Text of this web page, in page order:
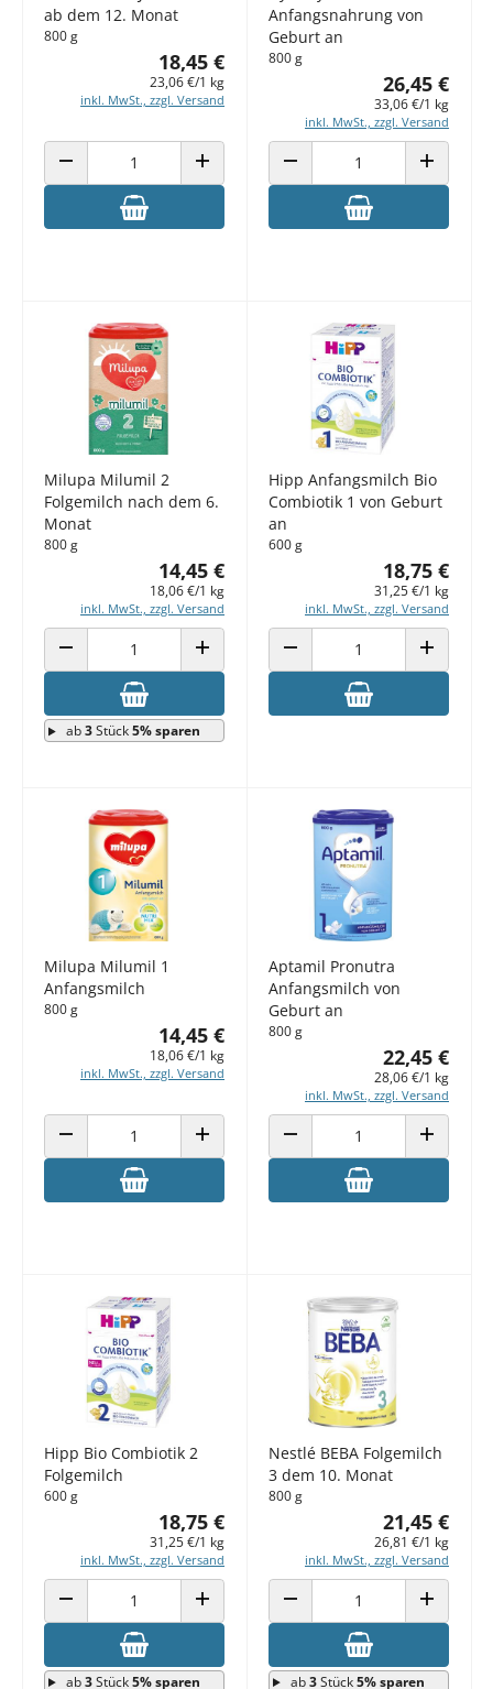
ab dem 12. Monat
800 g
18,45 €
23,06 €/1 kg
inkl. MwSt., zzgl. Versand
ANZAHL VERRINGERN ANZAHL ERHÖHEN
Anfangsnahrung von
Geburt an
800 g
26,45 €
33,06 €/1 kg
inkl. MwSt., zzgl. Versand
ANZAHL VERRINGERN ANZAHL
Milupa Milumil 2
Folgemilch nach dem 6.
Monat
800 g
14,45 €
18,06 €/1 kg
inkl. MwSt., zzgl. Versand
ANZAHL VERRINGERN ANZAHL ERHÖHEN
ab3Stück5% sparen
Hipp Anfangsmilch Bio
Combiotik 1 von Geburt
an
600 g
18,75 €
31,25 €/1 kg
inkl. MwSt., zzgl. Versand
ANZAHL VERRINGERN ANZAHL
Milupa Milumil 1
Anfangsmilch
800 g
14,45 €
18,06 €/1 kg
inkl. MwSt., zzgl. Versand
ANZAHL VERRINGERN ANZAHL ERHÖHEN
Aptamil Pronutra
Anfangsmilch von
Geburt an
800 g
22,45 €
28,06 €/1 kg
inkl. MwSt., zzgl. Versand
ANZAHL VERRINGERN ANZAHL
Hipp Bio Combiotik 2
Folgemilch
600 g
18,75 €
31,25 €/1 kg
inkl. MwSt., zzgl. Versand
ANZAHL VERRINGERN ANZAHL ERHÖHEN
ab3Stück5% sparen
Nestlé BEBA Folgemilch
3 dem 10. Monat
800 g
21,45 €
26,81 €/1 kg
inkl. MwSt., zzgl. Versand
ANZAHL VERRINGERN ANZAHL
ab3Stück5% sparen